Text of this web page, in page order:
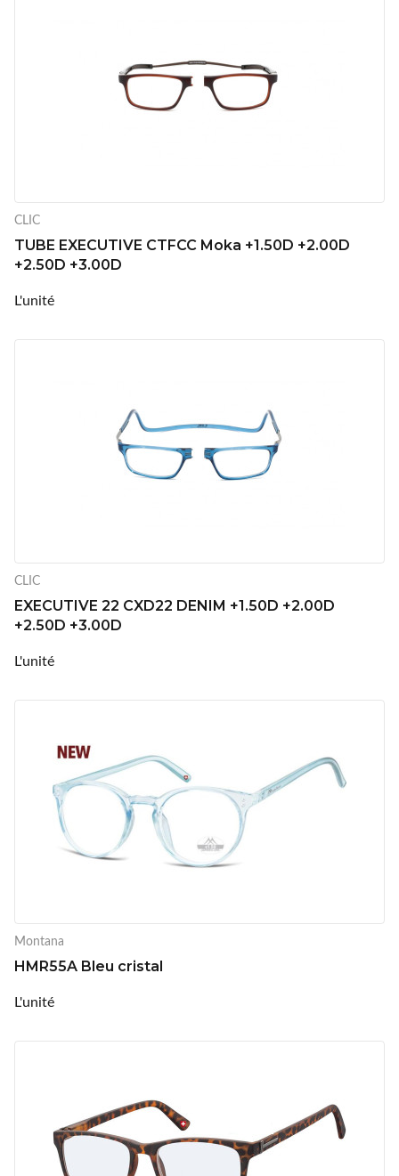
CLIC
TUBE EXECUTIVE CTFCC Moka +1.50D +2.00D
+2.50D +3.00D
L'unité
CLIC
EXECUTIVE 22 CXD22 DENIM +1.50D +2.00D
+2.50D +3.00D
L'unité
Montana
HMR55A Bleu cristal
L'unité